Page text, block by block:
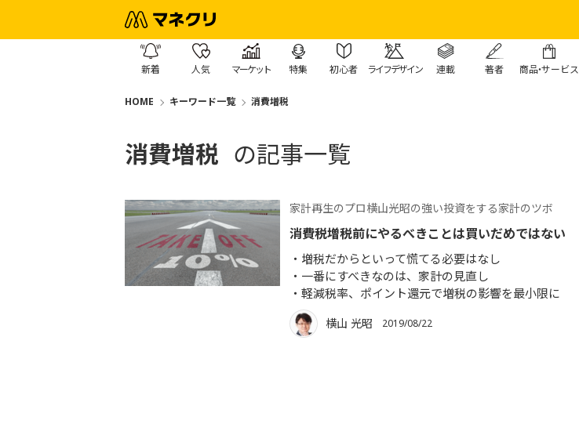
新着 人気 マーケット 特集 初心者 ライフデザイン 連載 著者 商品・サービス
HOME キーワード一覧 消費増税
消費増税 の記事一覧
家計再生のプロ横山光昭の強い投資をする家計のツボ
消費税増税前にやるべきことは買いだめではない
増税だからといって慌てる必要はなし
一番にすべきなのは、家計の見直し
軽減税率、ポイント還元で増税の影響を最小限に
横山 光昭 2019/08/22